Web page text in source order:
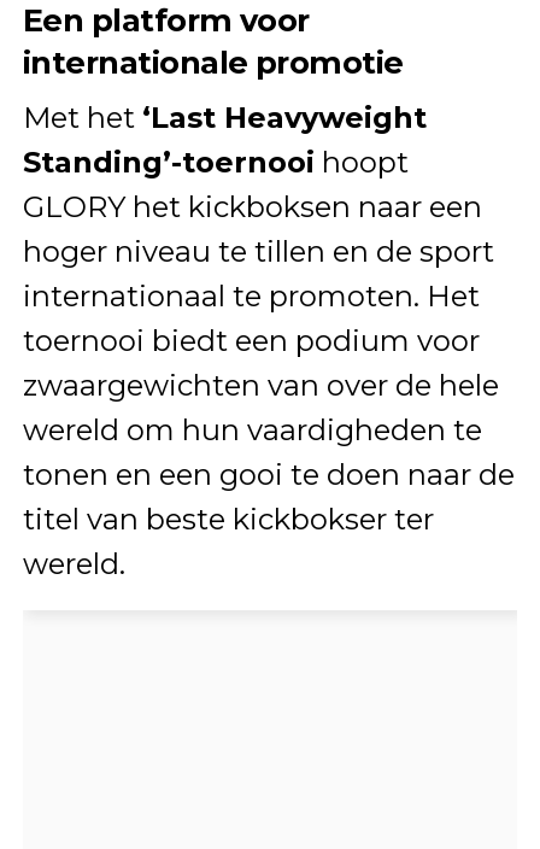
Een platform voor
internationale promotie
Met het ‘Last Heavyweight
Standing’-toernooi hoopt
GLORY het kickboksen naar een
hoger niveau te tillen en de sport
internationaal te promoten. Het
toernooi biedt een podium voor
zwaargewichten van over de hele
wereld om hun vaardigheden te
tonen en een gooi te doen naar de
titel van beste kickbokser ter
wereld.